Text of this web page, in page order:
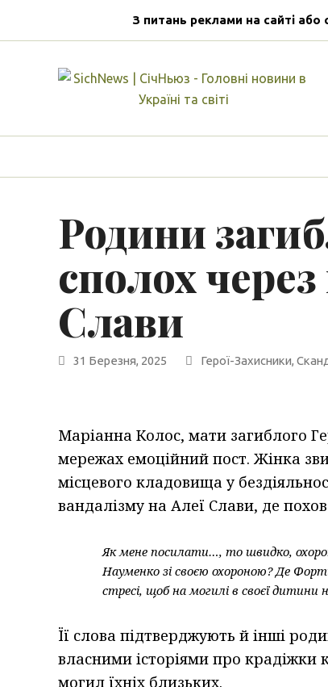
З питань реклами на сайті або
Родини
сполох
Слави
31 Березня, 2025 Герої-Захисники,
Маріанна Колос, мати загиблого
мережах емоційний пост. Жінка
місцевого кладовища у
вандалізму на Алеї Слави, де
Як мене посилати…, то швидко,
Науменко зі своєю охороною? Де
стресі, щоб на могилі в своєї
Її слова підтверджують й інші
власними історіями про крадіжки
могил їхніх близьких.